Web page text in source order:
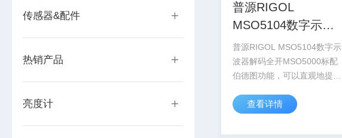
传感器&配件
热销产品
亮度计
普源RIGOL
MSO5104数字示波
器解码全开
普源RIGOL MSO5104数字示
波器解码全开MSO5000标配
伯德图功能，可以直观地提供
通过分析相位裕度和增益裕度
性。
查看详情